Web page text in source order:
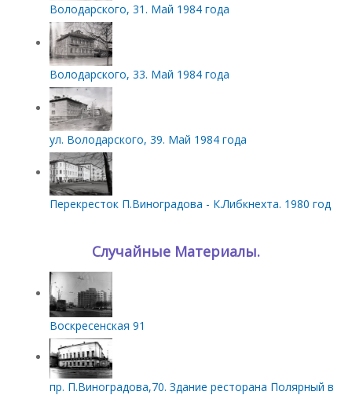
Володарского, 31. Май 1984 года
Володарского, 33. Май 1984 года
ул. Володарского, 39. Май 1984 года
Перекресток П.Виноградова - К.Либкнехта. 1980 год
Случайные Материалы.
Воскресенская 91
пр. П.Виноградова,70. Здание ресторана Полярный в